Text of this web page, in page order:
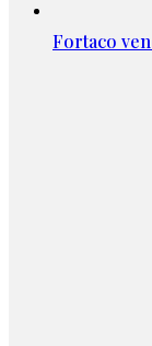
Fortaco